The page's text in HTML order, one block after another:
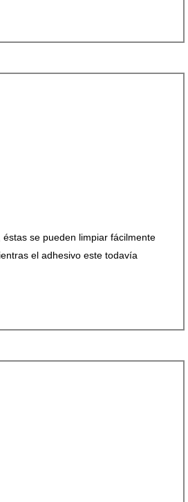
éstas se pueden limpiar fácilmente
el adhesivo este todavía